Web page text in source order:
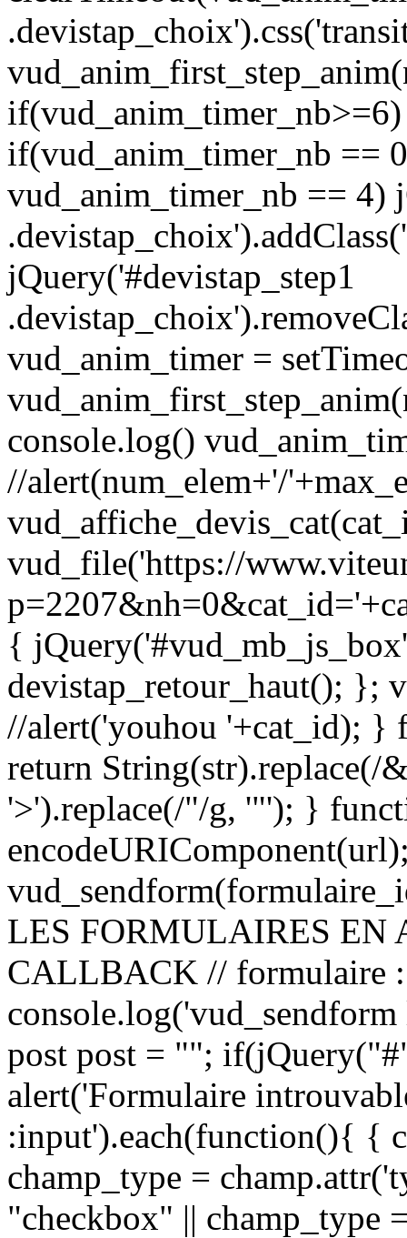
if(vud_anim_timer_nb ==
vud_anim_timer_nb == 4)
jQuery('#devistap_step1
vud_anim_timer =
console.log()
//alert(num_elem+'/
vud_file('https://
{
devistap_retour_haut(); };
//alert('youhou '+cat_id); }
return String(str).replace(/
'>').replace(/"/g, '"'); }
LES FORMULAIRES EN
CALLBACK // formulaire
post post = "";
alert('Formulaire
:input').each(function(){ {
champ_type =
"checkbox" ||